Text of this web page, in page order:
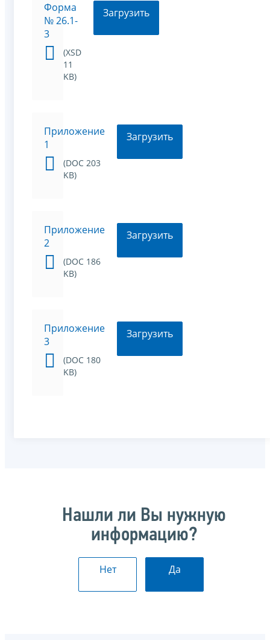
Форма
№ 26.1-
3
(XSD
11
KB)
Загрузить
Приложение
1
(DOC 203
KB)
Загрузить
Приложение
2
(DOC 186
KB)
Загрузить
Приложение
3
(DOC 180
KB)
Загрузить
Нашли ли Вы нужную
информацию?
Нет Да